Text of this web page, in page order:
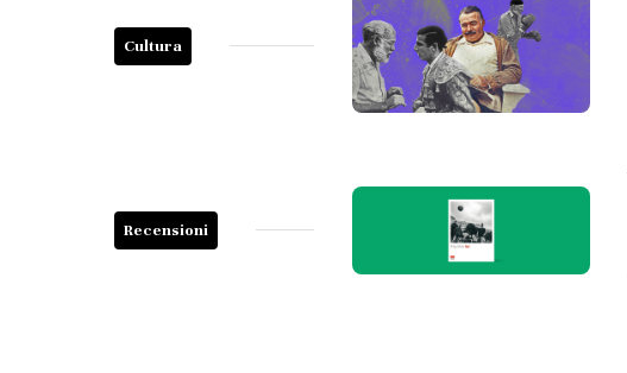
Cultura
Recensioni